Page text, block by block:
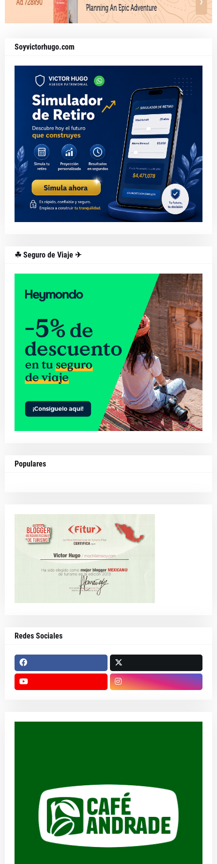
Soyvictorhugo.com
☘ Seguro de Viaje ✈
Populares
Redes Sociales